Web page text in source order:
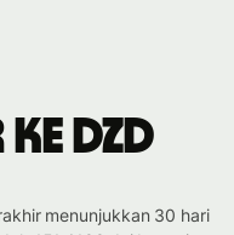
DZD
menunjukkan 30 hari